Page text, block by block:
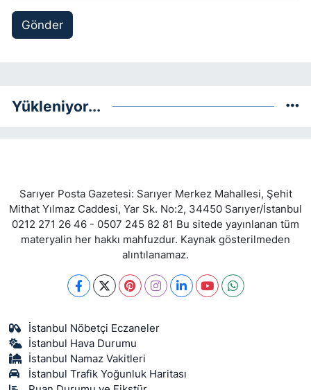
Gönder
Yükleniyor...
Sarıyer Posta Gazetesi: Sarıyer Merkez Mahallesi, Şehit
Mithat Yılmaz Caddesi, Yar Sk. No:2, 34450 Sarıyer/İstanbul
0212 271 26 46 - 0507 245 82 81 Bu sitede yayınlanan tüm
materyalin her hakkı mahfuzdur. Kaynak gösterilmeden
alıntılanamaz.
İstanbul Nöbetçi Eczaneler
İstanbul Hava Durumu
İstanbul Namaz Vakitleri
İstanbul Trafik Yoğunluk Haritası